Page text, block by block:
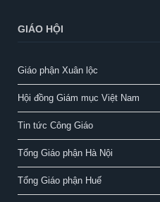
GIÁO HỘI
Giáo phận Xuân lộc
Hội đồng Giám mục Việt Nam
Tin tức Công Giáo
Tổng Giáo phận Hà Nội
Tổng Giáo phận Huế